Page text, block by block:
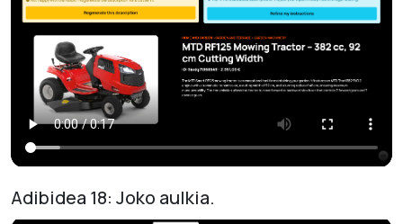
Adibidea 18: Joko aulkia.